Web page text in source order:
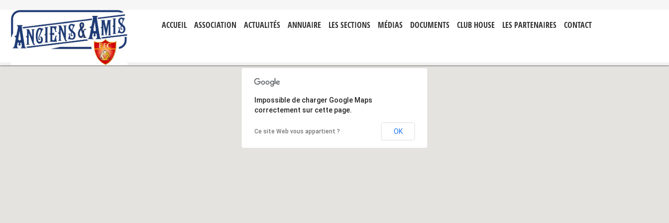
ACCUEIL ASSOCIATION ACTUALITÉS ANNUAIRE LES SECTIONS MÉDIAS DOCUMENTS CLUB HOUSE LES PARTENAIRES CONTACT
Impossible de charger Google Maps
correctement sur cette page.
Ce site Web vous appartient ? OK